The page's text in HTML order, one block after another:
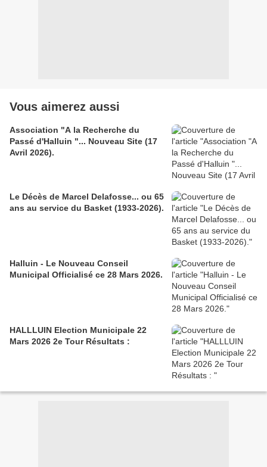
Vous aimerez aussi
Association "A la Recherche du
Passé d'Halluin "... Nouveau Site (17
Avril 2026).
Le Décès de Marcel Delafosse... ou 65
ans au service du Basket (1933-2026).
Halluin - Le Nouveau Conseil
Municipal Officialisé ce 28 Mars 2026.
HALLLUIN Election Municipale 22
Mars 2026 2e Tour Résultats :